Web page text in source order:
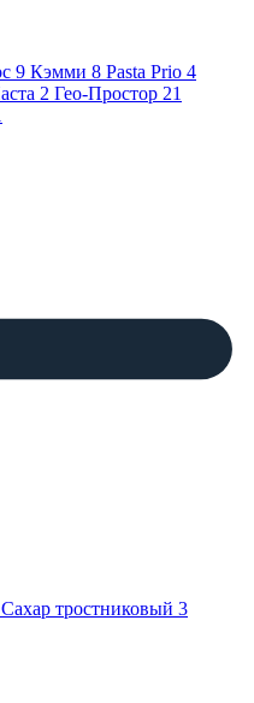
9 Кэмми 8 Pasta Prio 4
2 Гео-Простор 21
Сахар тростниковый 3